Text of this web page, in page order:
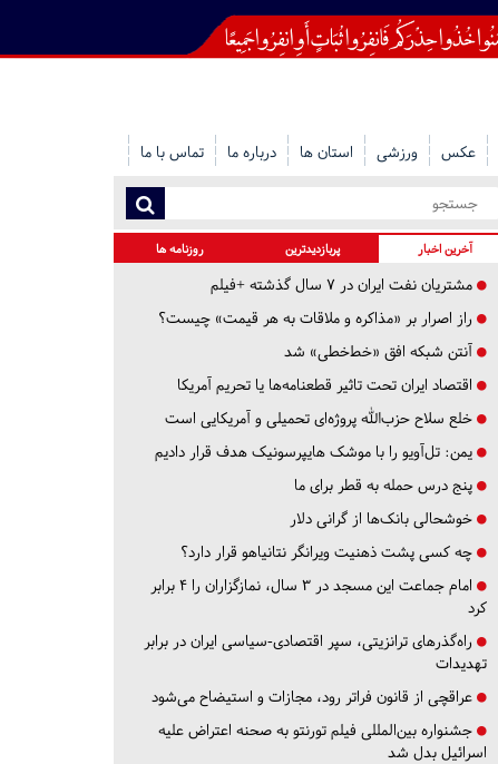
عکس ورزشی استان ها درباره ما تماس با ما
آخرین اخبار پربازدیدترین روزنامه ها
مشتریان نفت ایران در ۷ سال گذشته +فیلم
راز اصرار بر «مذاکره و ملاقات به هر قیمت» چیست؟
آنتن شبکه افق «خط‌خطی» شد
اقتصاد ایران تحت تاثیر قطعنامه‌ها یا تحریم‌ آمریکا
خلع سلاح حزب‌الله پروژه‌ای تحمیلی و آمریکایی است
یمن: تل‌آویو را با موشک هایپرسونیک هدف قرار دادیم
پنج درس‌ حمله به قطر برای ما
خوشحالی بانک‌ها از گرانی دلار
چه کسی پشت ذهنیت ویرانگر نتانیاهو قرار دارد؟
امام جماعت این مسجد در ۳ سال، نمازگزاران را ۴ برابر
کرد
راه‌گذرهای ترانزیتی، سپر اقتصادی-سیاسی ایران در برابر
تهدیدات
عراقچی از قانون فراتر رود، مجازات و استیضاح می‌شود
جشنواره بین‌المللی فیلم تورنتو به صحنه اعتراض علیه
اسرائیل بدل شد